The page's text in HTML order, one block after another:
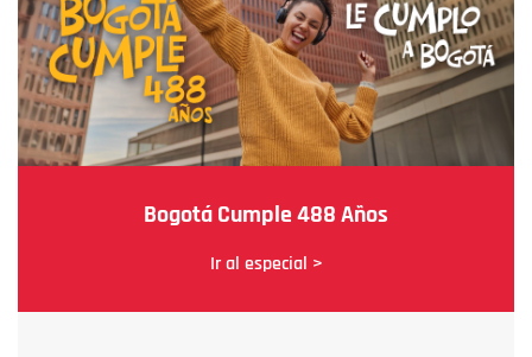
Bogotá Cumple 488 Años
Ir al especial >